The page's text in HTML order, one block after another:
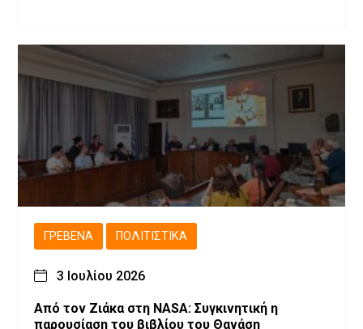
ΓΡΕΒΕΝΆ ΠΟΛΙΤΙΣΤΙΚΆ
3 Ιουλίου 2026
Από τον Ζιάκα στη NASA: Συγκινητική η
παρουσίαση του βιβλίου του Θανάση